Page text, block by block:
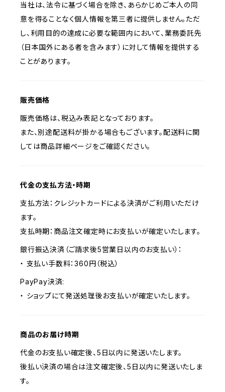
当社は、法令に基づく場合を除き、あらかじめご本人の同
意を得ることなく個人情報を第三者に提供しません。ただ
し、利用目的の達成に必要な範囲内において、業務委託先
（日本国外にある者を含みます）に対して情報を提供する
ことがあります。
販売価格
販売価格は、税込み表記となっております。
また、別途配送料が掛かる場合もございます。配送料に関
しては商品詳細ページをご確認ください。
代金の支払方法・時期
支払方法：クレジットカードによる決済がご利用いただけ
ます。
支払時期：商品注文確定時にお支払いが確定いたします。
銀行振込決済（ご請求後5営業日以内のお支払い）：
・ 支払い手数料：360円（税込）
PayPay決済:
・ ショップにて発送処理後お支払いが確定いたします。
商品のお届け時期
代金のお支払い確定後、5日以内に発送いたします。
後払い決済の場合は注文確定後、5日以内に発送いたしま
す。